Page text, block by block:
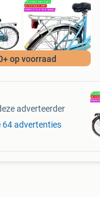
op voorraad
adverteerder
64 advertenties